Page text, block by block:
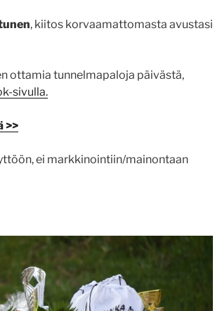
, kiitos korvaamattomasta avustasi
ottamia tunnelmapaloja päivästä,
sivulla.
>>
ei markkinointiin/mainontaan